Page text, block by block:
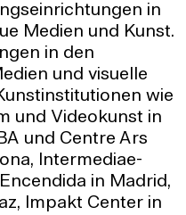
in
Medien und Kunst.
in den
und visuelle
wie
und Videokunst in
und Centre Ars
Intermediae-
in Madrid,
Impakt Center in